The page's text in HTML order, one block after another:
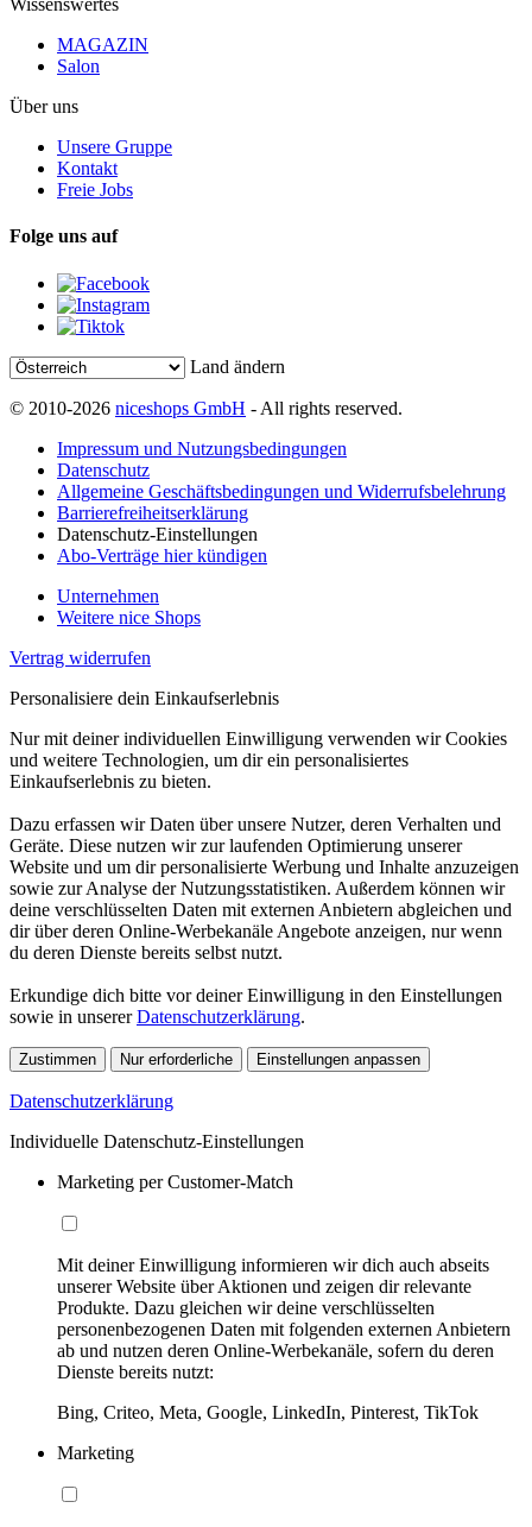
Wissenswertes
MAGAZIN
Salon
Über uns
Unsere Gruppe
Kontakt
Freie Jobs
Folge uns auf
Land ändern
© 2010-2026 niceshops GmbH - All rights reserved.
Impressum und Nutzungsbedingungen
Datenschutz
Allgemeine Geschäftsbedingungen und Widerrufsbelehrung
Barrierefreiheitserklärung
Datenschutz-Einstellungen
Abo-Verträge hier kündigen
Unternehmen
Weitere nice Shops
Vertrag widerrufen
Personalisiere dein Einkaufserlebnis
Nur mit deiner individuellen Einwilligung verwenden wir Cookies
und weitere Technologien, um dir ein personalisiertes
Einkaufserlebnis zu bieten.
Dazu erfassen wir Daten über unsere Nutzer, deren Verhalten und
Geräte. Diese nutzen wir zur laufenden Optimierung unserer
Website und um dir personalisierte Werbung und Inhalte anzuzeigen
sowie zur Analyse der Nutzungsstatistiken. Außerdem können wir
deine verschlüsselten Daten mit externen Anbietern abgleichen und
dir über deren Online-Werbekanäle Angebote anzeigen, nur wenn
du deren Dienste bereits selbst nutzt.
Erkundige dich bitte vor deiner Einwilligung in den Einstellungen
sowie in unsererDatenschutzerklärung.
Zustimmen Nur erforderliche Einstellungen anpassen
Datenschutzerklärung
Individuelle Datenschutz-Einstellungen
Marketing per Customer-Match
Mit deiner Einwilligung informieren wir dich auch abseits
unserer Website über Aktionen und zeigen dir relevante
Produkte. Dazu gleichen wir deine verschlüsselten
personenbezogenen Daten mit folgenden externen Anbietern
ab und nutzen deren Online-Werbekanäle, sofern du deren
Dienste bereits nutzt:
Bing, Criteo, Meta, Google, LinkedIn, Pinterest, TikTok
Marketing